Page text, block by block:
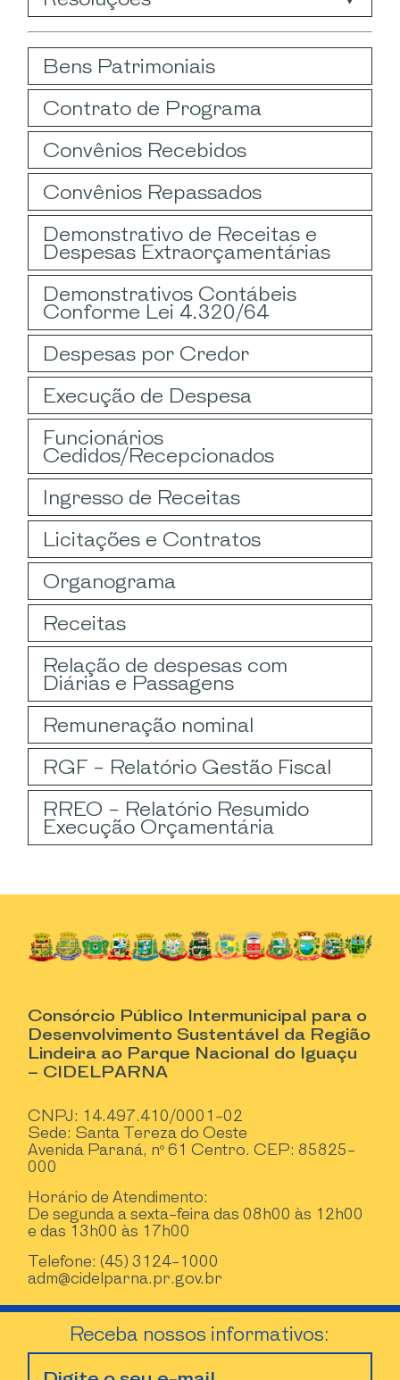
Bens Patrimoniais
Contrato de Programa
Convênios Recebidos
Convênios Repassados
Demonstrativo de Receitas e
Despesas Extraorçamentárias
Demonstrativos Contábeis
Conforme Lei 4.320/64
Despesas por Credor
Execução de Despesa
Funcionários
Cedidos/Recepcionados
Ingresso de Receitas
Licitações e Contratos
Organograma
Receitas
Relação de despesas com
Diárias e Passagens
Remuneração nominal
RGF - Relatório Gestão Fiscal
RREO - Relatório Resumido
Execução Orçamentária
Consórcio Público Intermunicipal para o
Desenvolvimento Sustentável da Região
Lindeira ao Parque Nacional do Iguaçu
– CIDELPARNA
CNPJ: 14.497.410/0001-02
Sede: Santa Tereza do Oeste
Avenida Paraná, nº 61 Centro. CEP: 85825-
000
Horário de Atendimento:
De segunda a sexta-feira das 08h00 às 12h00
e das 13h00 às 17h00
Telefone: (45) 3124-1000
adm@cidelparna.pr.gov.br
Receba nossos informativos: